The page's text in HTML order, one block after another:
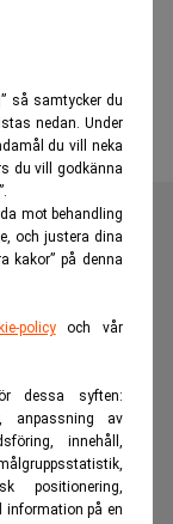
så samtycker du
nedan. Under
du vill neka
du vill godkänna
mot behandling
och justera dina
kakor” på denna
policyoch vår
dessa syften:
anpassning av
innehåll,
positionering,
information på en
för